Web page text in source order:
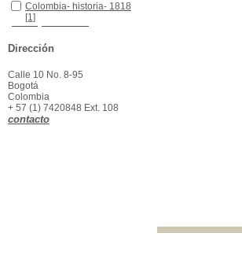
Colombia- historia- 1818
Colombia- historia- 1818
[1]
Dirección
Calle 10 No. 8-95
Bogotá
Colombia
+ 57 (1) 7420848 Ext. 108
contacto